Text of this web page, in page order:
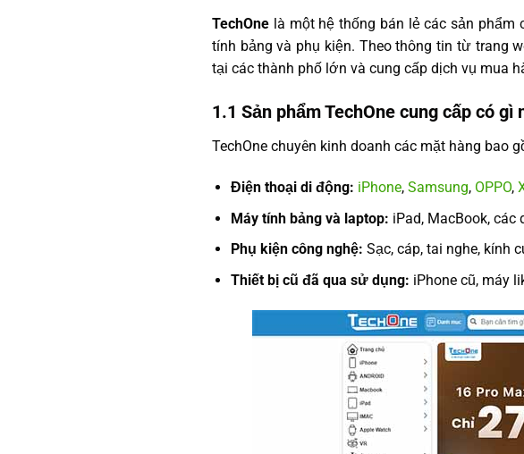
TechOne là một hệ thống bán lẻ các sản
tính bảng và phụ kiện. Theo thông tin từ trang
tại các thành phố lớn và cung cấp dịch vụ mua
1.1 Sản phẩm TechOne cung cấp có gì
TechOne chuyên kinh doanh các mặt hàng bao
Điện thoại di động: iPhone, Samsung, OPPO,
Máy tính bảng và laptop: iPad, MacBook, các
Phụ kiện công nghệ: Sạc, cáp, tai nghe, kính
Thiết bị cũ đã qua sử dụng: iPhone cũ, máy